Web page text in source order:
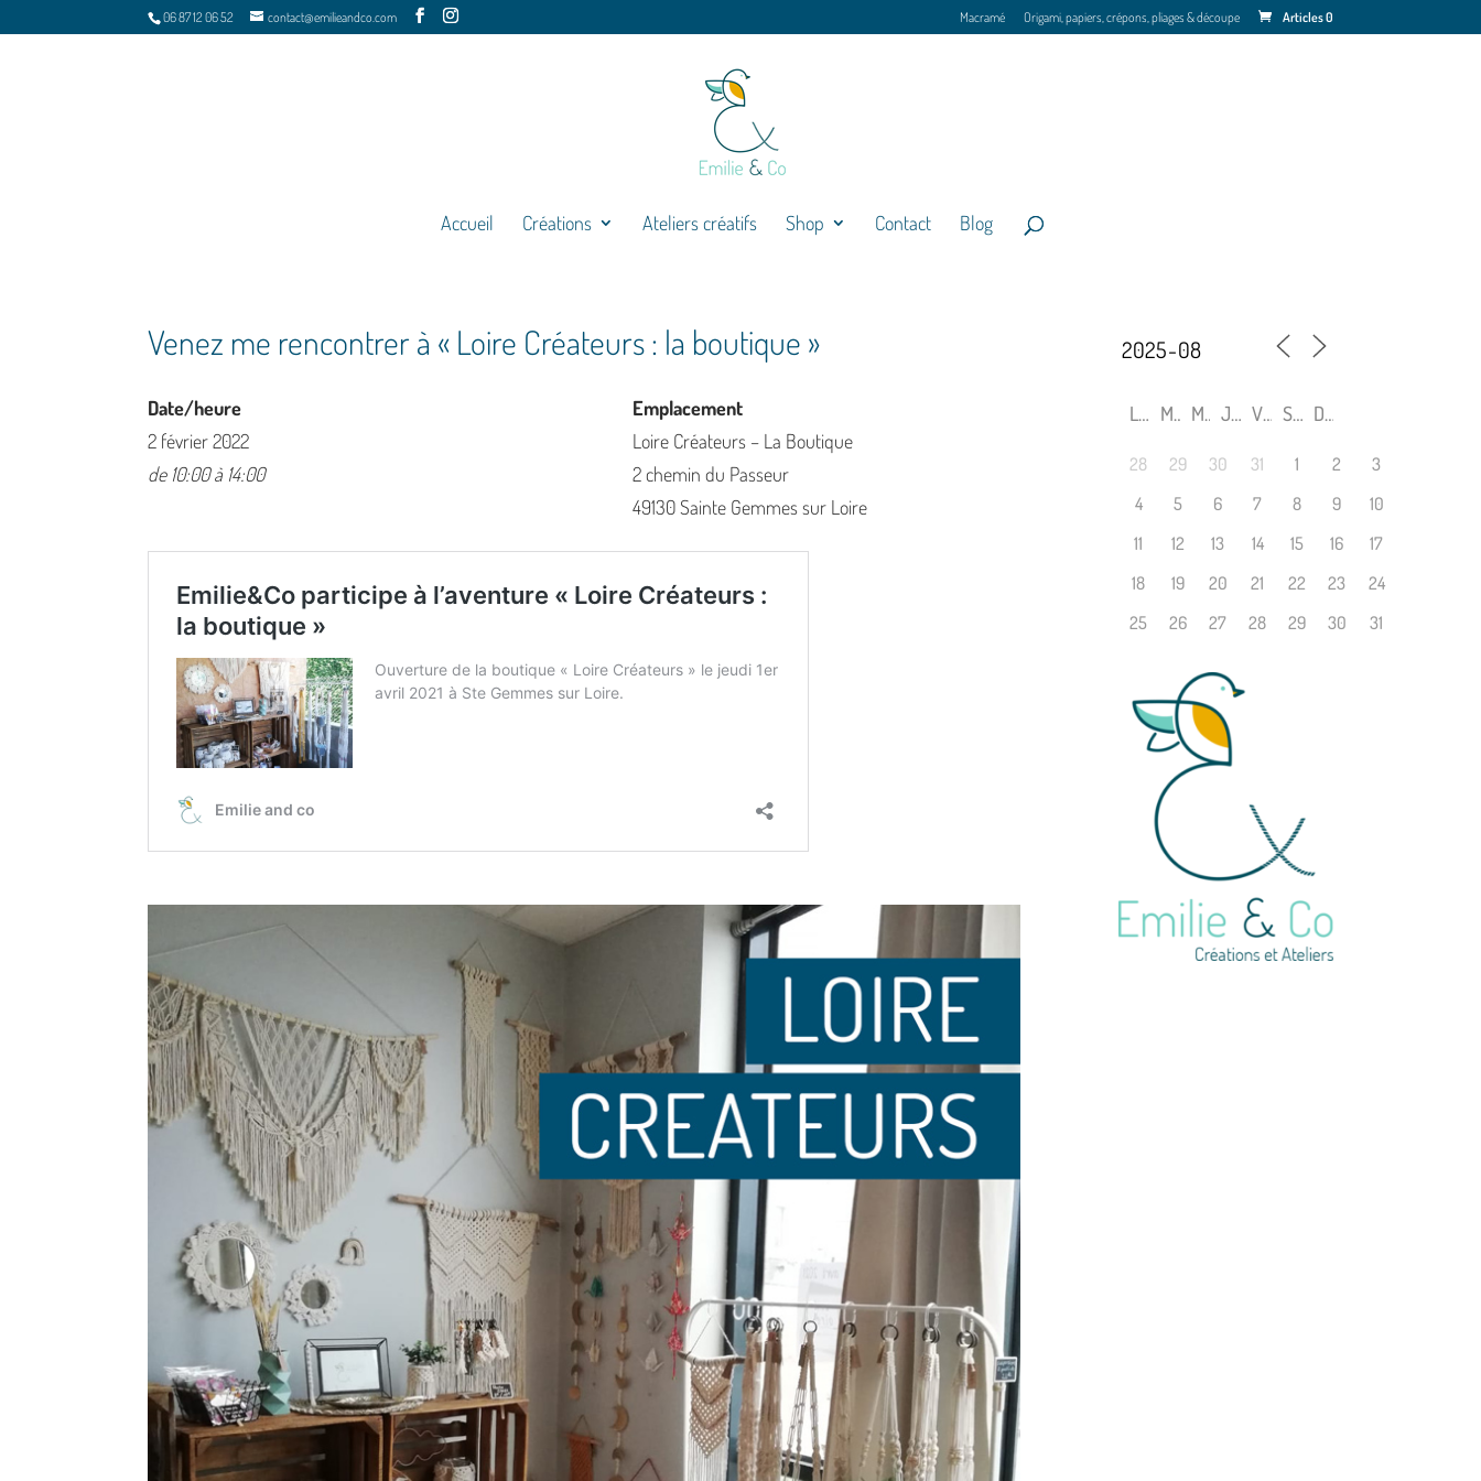
06 87 12 06 52 contact@emilieandco.com Macramé Origami, papiers, crépons, pliages & découpe Articles 0
Accueil Créations Ateliers créatifs Shop Contact Blog
Venez me rencontrer à « Loire Créateurs : la boutique »
Date/heure
2 février 2022
de 10:00 à 14:00
Emplacement
Loire Créateurs – La Boutique
2 chemin du Passeur
49130 Sainte Gemmes sur Loire
L M M J V S D
28 29 30 31 1 2
3
4
5 6 7 8 9
10
11
12 13 14 15 16
17
18
19 20 21 22 23
24
25
26 27 28 29 30 31